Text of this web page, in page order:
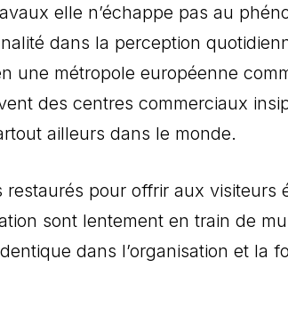
elle n’échappe pas au
dans la perception
une métropole européenne
des centres commerciaux
ailleurs dans le monde.
pour offrir aux visiteurs
sont lentement en train de
dans l’organisation et la